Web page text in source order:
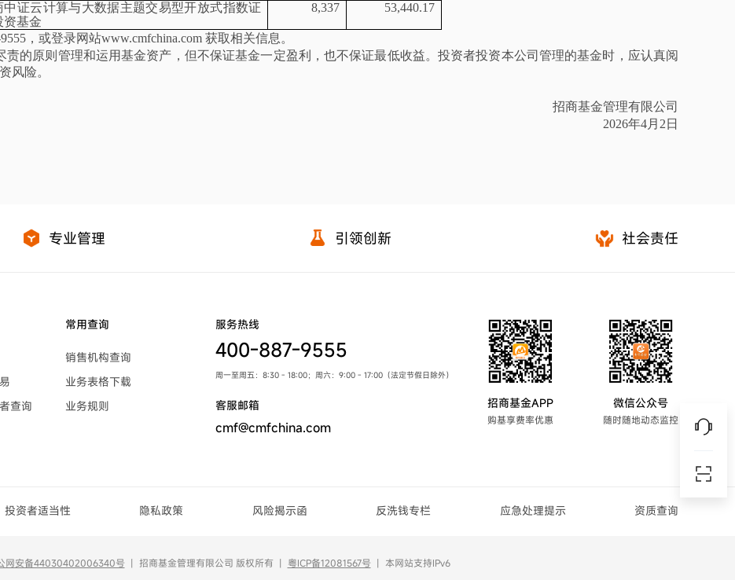
中证云计算与大数据主题交易型开放式指数证
资基金
8,337 53,440.17
，或登录网站www.cmfchina.com 获取相关信息。
责的原则管理和运用基金资产，但不保证基金一定盈利，也不保证最低收益。投资者投资本公司管理的基金时，应认真阅
风险。
招商基金管理有限公司
2026年4月2日
专业管理 引领创新 社会责任
查询
常用查询
销售机构查询
业务表格下载
业务规则
服务热线
400-887-9555
周一至周五：8:30 - 18:00；周六：9:00 - 17:00（法定节假日除外）
客服邮箱
cmf@cmfchina.com
招商基金APP
购基享费率优惠
微信公众号
随时随地动态监控
投资者适当性 隐私政策 风险揭示函 反洗钱专栏 应急处理提示 资质查询
网安备44030402006340号 丨 招商基金管理有限公司 版权所有丨 粤ICP备12081567号 丨 本网站支持IPv6